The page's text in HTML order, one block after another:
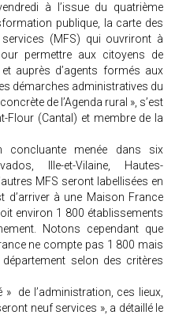
à l’issue du quatrième
publique, la carte des
(MFS) qui ouvriront à
permettre aux citoyens de
auprès d’agents formés aux
démarches administratives du
de l’Agenda rural », s’est
Flour (Cantal) et membre de la
concluante menée dans six
Ille-et-Vilaine, Hautes-
MFS seront labellisées en
d’arriver à une Maison France
environ 1 800 établissements
Notons cependant que
ne compte pas 1 800 mais
selon des critères
de l’administration, ces lieux,
neuf services », a détaillé le